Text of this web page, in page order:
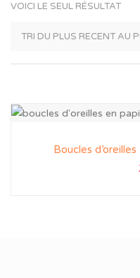
VOICI LE SEUL RÉSULTAT
Boucles